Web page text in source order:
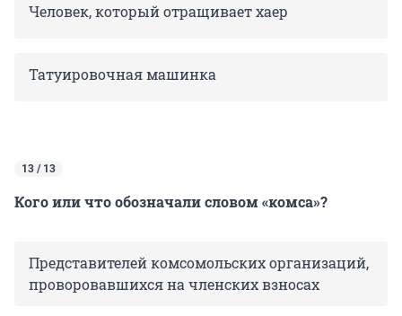
Человек, который отращивает хаер
Татуировочная машинка
13 / 13
Кого или что обозначали словом «комса»?
Представителей комсомольских организаций,
проворовавшихся на членских взносах